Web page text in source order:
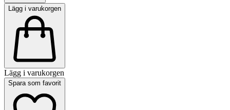
Lägg i varukorgen
Lägg i varukorgen
Spara som favorit